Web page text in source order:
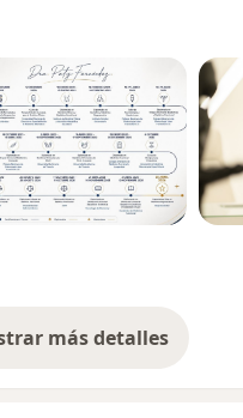
más detalles
sobre la experiencia